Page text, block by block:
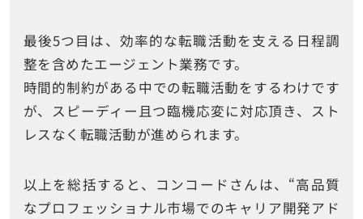
最後5つ目は、効率的な転職活動を支える日程調
整を含めたエージェント業務です。
時間的制約がある中での転職活動をするわけです
が、スピーディー且つ臨機応変に対応頂き、スト
レスなく転職活動が進められます。
以上を総括すると、コンコードさんは、“高品質
なプロフェッショナル市場でのキャリア開発アド